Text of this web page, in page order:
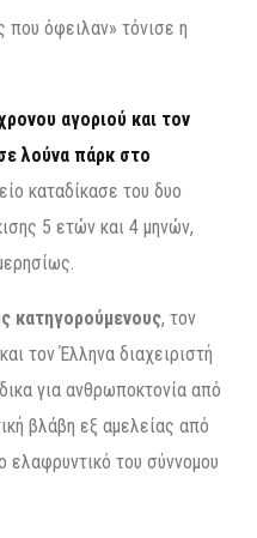
όφειλαν» τόνισε η
αγοριού και τον
λούνα πάρκ στο
καταδίκασε του δυο
5 ετών και 4 μηνών,
κατηγορούμενους, τον
τον Έλληνα διαχειριστή
για ανθρωποκτονία από
βλάβη εξ αμελείας από
του σύννομου